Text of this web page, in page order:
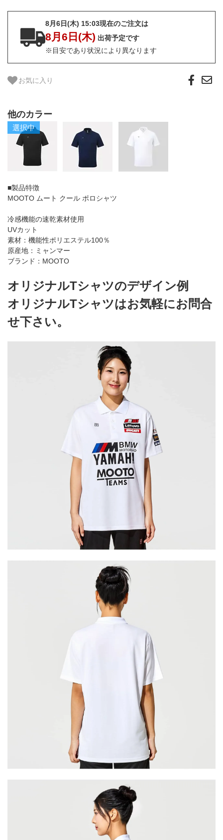
8月6日(木) 15:03現在のご注文は
8月6日(木) 出荷予定です
※目安であり状況により異なります
お気に入り
他のカラー
選択中
■製品特徴
MOOTO ムート クール ポロシャツ
冷感機能の速乾素材使用
UVカット
素材：機能性ポリエステル100％
原産地：ミャンマー
ブランド：MOOTO
オリジナルTシャツのデザイン例
オリジナルTシャツはお気軽にお問合
せ下さい。